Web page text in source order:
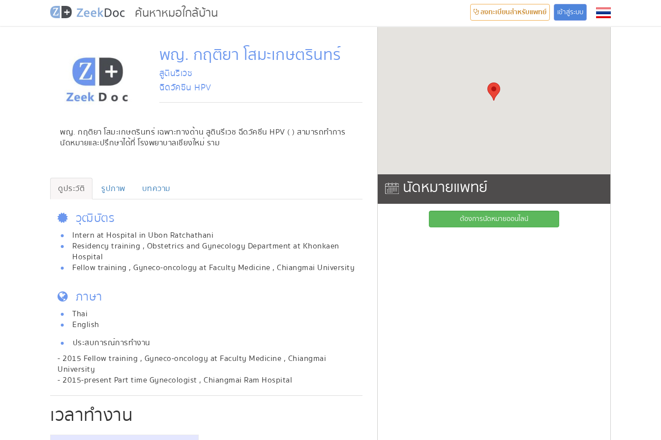
ค้นหาหมอใกล้บ้าน ลงทะเบียนสำหรับแพทย์ เข้าสู่ระบบ
พญ. กฤติยา โสมะเกษตรินทร์
สูตินรีเวช
ฉีดวัคซีน HPV
พญ. กฤติยา โสมะเกษตรินทร์ เฉพาะทางด้าน สูตินรีเวช ฉีดวัคซีน HPV ( ) สามารถทำการ
นัดหมายและปรึกษาได้ที่ โรงพยาบาลเชียงใหม่ ราม
ดูประวัติ รูปภาพ บทความ
วุฒิบัตร
Intern at Hospital in Ubon Ratchathani
Residency training , Obstetrics and Gynecology Department at Khonkaen
Hospital
Fellow training , Gyneco-oncology at Faculty Medicine , Chiangmai University
ภาษา
Thai
English
ประสบการณ์การทำงาน
- 2015 Fellow training , Gyneco-oncology at Faculty Medicine , Chiangmai
University
- 2015-present Part time Gynecologist , Chiangmai Ram Hospital
เวลาทำงาน
นัดหมายแพทย์
ต้องการนัดหมายออนไลน์